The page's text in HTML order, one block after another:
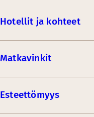
Hotellit ja kohteet
Matkavinkit
Esteettömyys